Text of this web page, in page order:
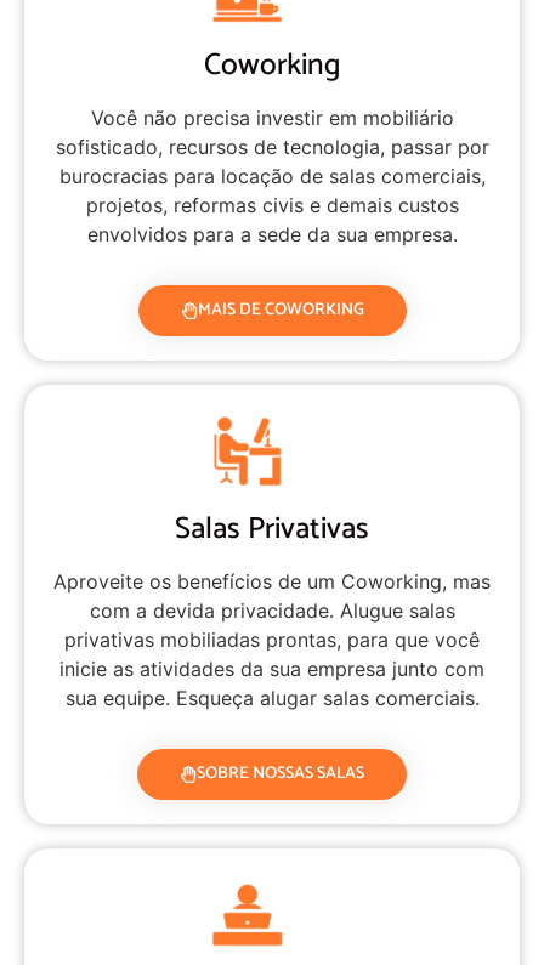
Coworking
Você não precisa investir em mobiliário
sofisticado, recursos de tecnologia, passar por
burocracias para locação de salas comerciais,
projetos, reformas civis e demais custos
envolvidos para a sede da sua empresa.
MAIS DE COWORKING
Salas Privativas
Aproveite os benefícios de um Coworking, mas
com a devida privacidade. Alugue salas
privativas mobiliadas prontas, para que você
inicie as atividades da sua empresa junto com
sua equipe. Esqueça alugar salas comerciais.
SOBRE NOSSAS SALAS